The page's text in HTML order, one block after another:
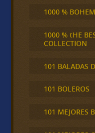
1000 %
1000 % tHE
COLLECTION
101 BALADAS
101 BOLEROS
101 MEJORES